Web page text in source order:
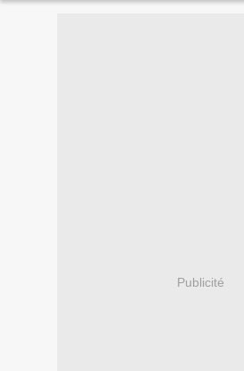
Publicité